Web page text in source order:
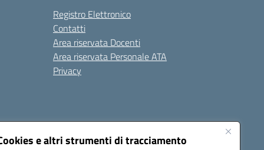
e altri strumenti di tracciamento
Registro Elettronico
Contatti
Area riservata Docenti
Area riservata Personale ATA
Privacy